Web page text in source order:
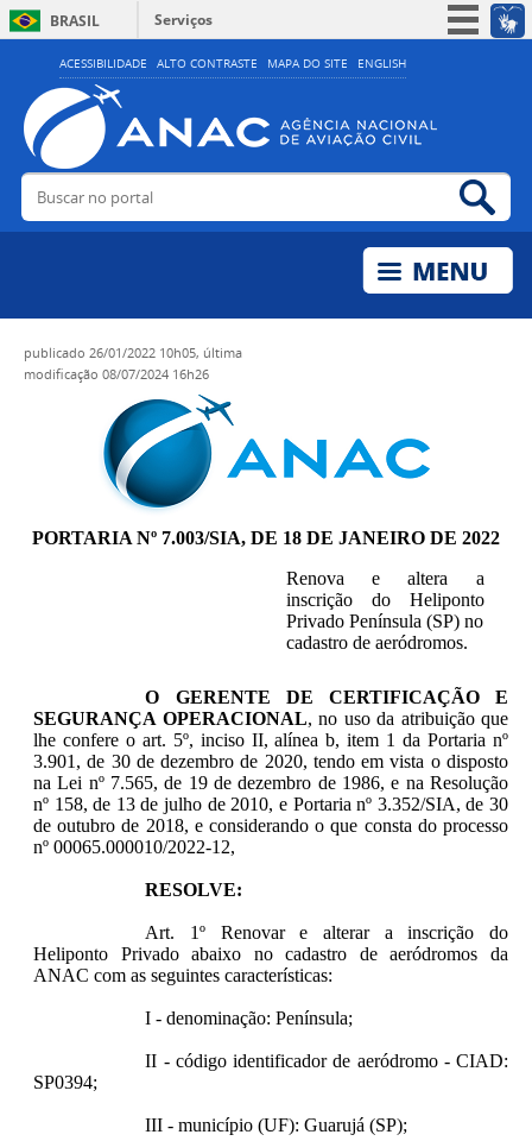
ACESSIBILIDADE ALTO CONTRASTE MAPA DO SITE ENGLISH
BRASIL
Serviços
Simplifique!
Acesso à informação
Legislação
Buscar no portal
publicado 26/01/2022 10h05, última
modificação 08/07/2024 16h26
PORTARIA Nº 7.003/SIA, DE 18 DE JANEIRO DE 2022
Renova e altera a
inscrição do Heliponto
Privado Península (SP) no
cadastro de aeródromos.
O GERENTE DE CERTIFICAÇÃO E
SEGURANÇA OPERACIONAL, no uso da atribuição que
lhe confere o art. 5º, inciso II, alínea b, item 1 da Portaria nº
3.901, de 30 de dezembro de 2020, tendo em vista o disposto
na Lei nº 7.565, de 19 de dezembro de 1986, e na Resolução
nº 158, de 13 de julho de 2010, e Portaria nº 3.352/SIA, de 30
de outubro de 2018, e considerando o que consta do processo
nº 00065.000010/2022-12,
RESOLVE:
Art. 1º Renovar e alterar a inscrição do
Heliponto Privado abaixo no cadastro de aeródromos da
ANAC com as seguintes características:
I - denominação: Península;
II - código identificador de aeródromo - CIAD:
SP0394;
III - município (UF): Guarujá (SP);